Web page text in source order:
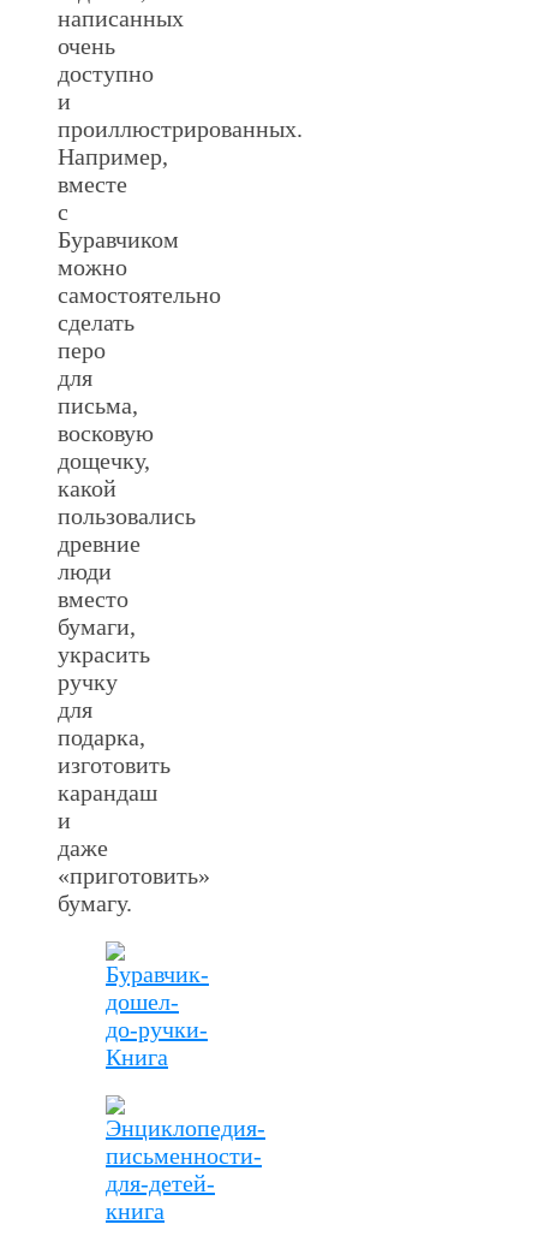
написанных
очень
доступно
и
проиллюстрированных.
Например,
вместе
с
Буравчиком
можно
самостоятельно
сделать
перо
для
письма,
восковую
дощечку,
какой
пользовались
древние
люди
вместо
бумаги,
украсить
ручку
для
подарка,
изготовить
карандаш
и
даже
«приготовить»
бумагу.